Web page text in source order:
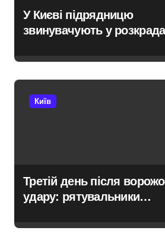
У Києві підрядницю
звинувачують у
під час ремонту зони
«Вербне»
Київ
Третій день після
удару: рятувальники
масованої атаки в